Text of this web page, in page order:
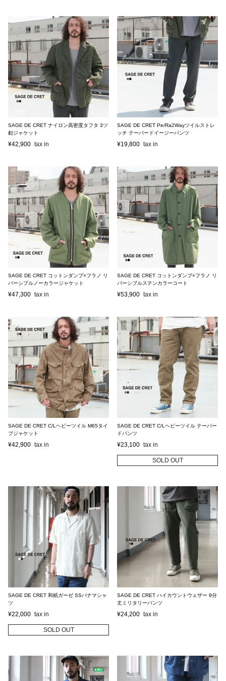
SAGE DE CRET ナイロン高密度タフタ 3ツ
釦ジャケット
¥42,900
SAGE DE CRET Pe/Ra2Wayツイルストレ
ッチ テーパードイージーパンツ
¥19,800
SAGE DE CRET コットンダンプ×フラノ リ
バーシブルノーカラージャケット
¥47,300
SAGE DE CRET コットンダンプ×フラノ リ
バーシブルステンカラーコート
¥53,900
SAGE DE CRET C/Lヘビーツイル M65タイ
プジャケット
¥42,900
SAGE DE CRET C/Lヘビーツイル テーパー
ドパンツ
¥23,100
SOLD OUT
SAGE DE CRET 和紙ガーゼ SSパナマシャ
ツ
¥22,000
SOLD OUT
SAGE DE CRET ハイカウントウェザー 9分
丈ミリタリーパンツ
¥24,200